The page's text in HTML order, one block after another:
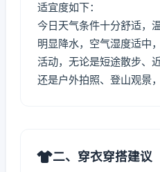
适宜度如下：
今日天气条件十分舒适，
明显降水，空气湿度适中
活动，无论是短途散步、
还是户外拍照、登山观景
二、穿衣穿搭建议